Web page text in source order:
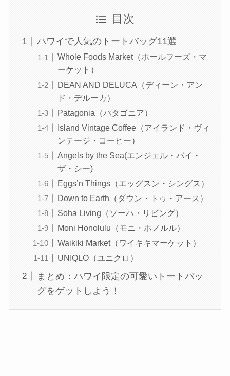
目次
ハワイで人気のトートバッグ11選
Whole Foods Market（ホールフーズ・マ
ーケット）
DEAN AND DELUCA（ディーン・アン
ド・デルーカ）
Patagonia（パタゴニア）
Island Vintage Coffee（アイランド・ヴィ
ンテージ・コーヒー）
Angels by the Sea(エンジェル・バイ・
ザ・シー)
Eggs’n Things（エッグスン・シングス）
Down to Earth（ダウン・トゥ・アース）
Soha Living（ソーハ・リビング）
Moni Honolulu（モニ・ホノルル）
Waikiki Market（ワイキキマーケット）
UNIQLO（ユニクロ）
まとめ：ハワイ限定の可愛いトートバッ
グをゲットしよう！